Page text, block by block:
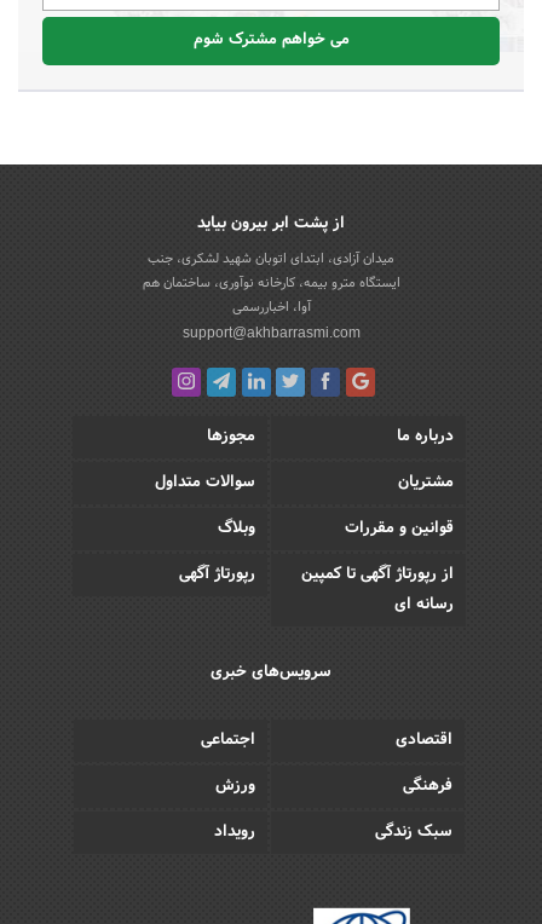
می خواهم مشترک شوم
از پشت ابر بیرون بیاید
میدان آزادی، ابتدای اتوبان شهید لشکری، جنب
ایستگاه مترو بیمه، کارخانه نوآوری، ساختمان هم
آوا، اخباررسمی
support@akhbarrasmi.com
درباره ما
مجوزها
مشتریان
سوالات متداول
قوانین و مقررات
وبلاگ
از رپورتاژ آگهی تا کمپین
رسانه ای
رپورتاژ آگهی
سرویس‌های خبری
اقتصادی
اجتماعی
فرهنگی
ورزش
سبک زندگی
رویداد